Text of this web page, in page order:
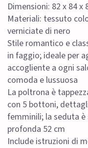
Dimensioni: 82 x 84 x
Materiali: tessuto
verniciate di nero
Stile romantico e
in faggio; ideale per
accogliente a ogni
comoda e lussuosa
La poltrona è
con 5 bottoni,
femminili; la seduta è
profonda 52 cm
Include istruzioni di